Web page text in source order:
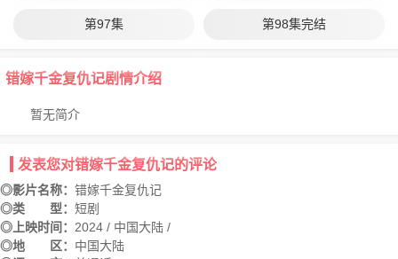
第97集 第98集完结
错嫁千金复仇记剧情介绍
暂无简介
发表您对错嫁千金复仇记的评论
◎影片名称： 错嫁千金复仇记
◎类 型： 短剧
◎上映时间： 2024 / 中国大陆 /
◎地 区： 中国大陆